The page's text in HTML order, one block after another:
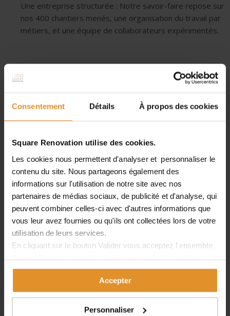
Consentement Détails À propos des cookies
Square Renovation utilise des cookies.
Les cookies nous permettent d'analyser et personnaliser le
contenu du site. Nous partageons également des
informations sur l'utilisation de notre site avec nos
partenaires de médias sociaux, de publicité et d'analyse, qui
peuvent combiner celles-ci avec d'autres informations que
vous leur avez fournies ou qu'ils ont collectées lors de votre
utilisation de leurs services.
En cliquant sur le bouton Validervous acceptez l'ensemble
des cookies de notre site ainsi que ceux de nos partenaires.
Vous pouvez également choisir les catégories de cookies
que vous acceptez en cliquant sur le lien
Accepter
Personnaliser
Une entreprise structurée : Notre savoir-faire repose sur
nos 400 chantiers menés, une organisation du travail par
métiers, et une équipe de collaborateurs expérimentés.
LES SPÉCIFICIT
ÉS DU
7ÈMEARRONDISSEMENT DE PARIS
Quartier historique de Paris, le 7ème arrondissement
comporte en son sein les monuments parmi les plus
emblématiques de la capitale : la Tour Eiffel, les
Invalides, l’Assemblée Nationale ou le Musée d’Orsay.
On y trouve également beaucoup d’ambassades. C’est
arrondissement central, de standing,
les parisiens de souche que par les expatriés.